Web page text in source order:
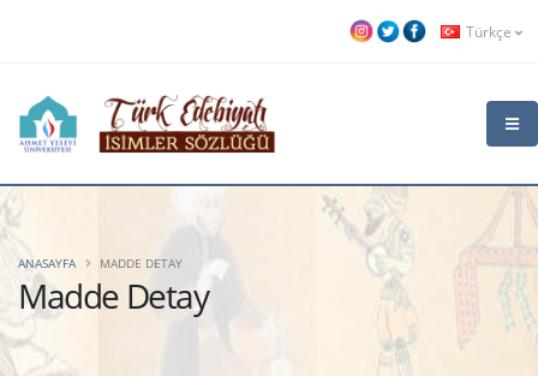
Türkçe
Madde Detay
ANASAYFA MADDE DETAY